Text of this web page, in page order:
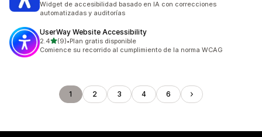
Widget de accesibilidad basado en IA con correcciones
automatizadas y auditorías
UserWay Website Accessibility
2.4de 5 estrellas
(9)
9 reseñas en total
•Plan gratis disponible
Comience su recorrido al cumplimiento de la norma WCAG
1 2 3 4 6